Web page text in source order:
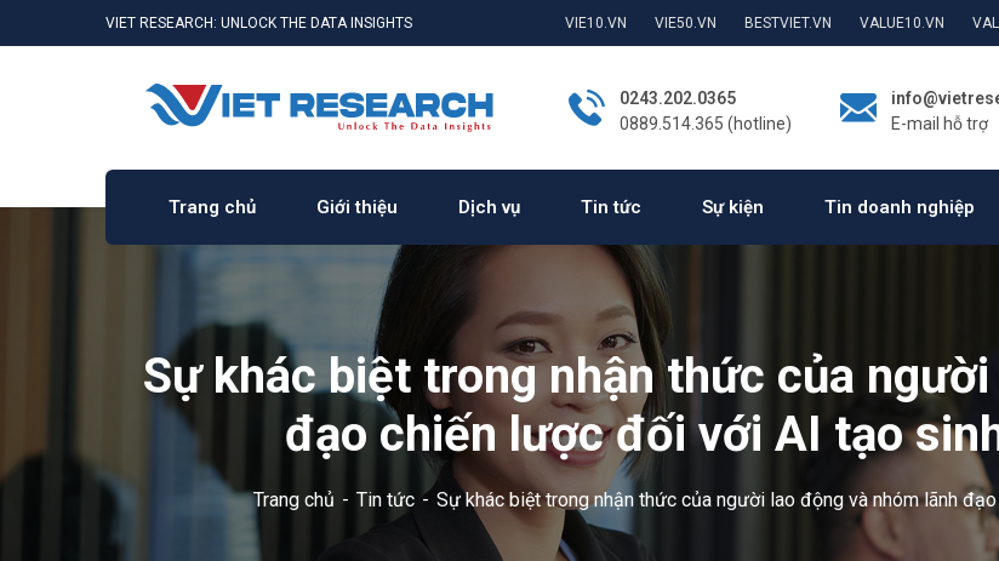
VIET RESEARCH: UNLOCK THE DATA INSIGHTS VIE10.VN VIE50.VN BESTVIET.VN VALUE10.VN
0243.202.0365
0889.514.365 (hotline)
E-mail hỗ trợ
Trang chủ Giới thiệu Dịch vụ Tin tức Sự kiện Tin doanh nghiệp
Sự khác biệt trong nhận thức của
đạo chiến lược đối với AI tạo
Trang chủ Tin tức Sự khác biệt trong nhận thức của người lao động và nhóm lãnh